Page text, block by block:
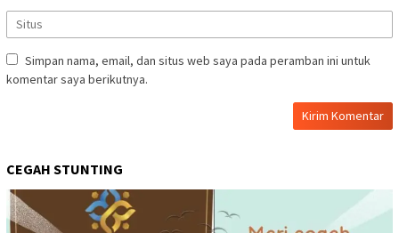
Simpan nama, email, dan situs web saya pada peramban ini untuk
komentar saya berikutnya.
CEGAH STUNTING